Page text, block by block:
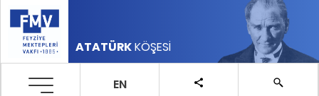
ATATÜRKKÖŞESİ
EN